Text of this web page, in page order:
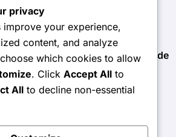
mängu ajal,
Suhtlemine lööjatega, tagasiside
lmv.ee
privacy
improve your experience,
content, and analyze
which cookies to allow
. Click Accept All to
All to decline non-essential